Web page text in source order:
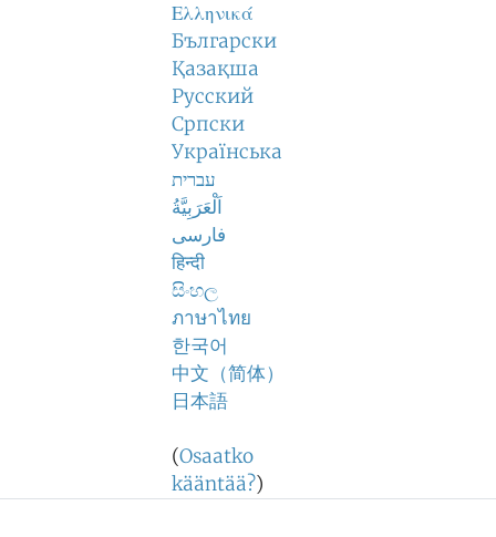
Ελληνικά
Български
Қазақша
Русский
Српски
Українська
עברית
اَلْعَرَبِيَّةُ
فارسی
हिन्दी
සිංහල
ภาษาไทย
한국어
中文（简体）
日本語
(Osaatko
kääntää?)